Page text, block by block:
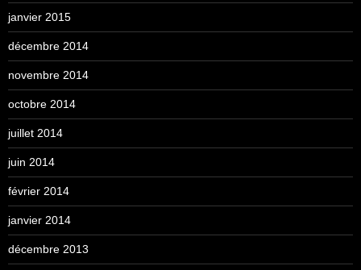
janvier 2015
décembre 2014
novembre 2014
octobre 2014
juillet 2014
juin 2014
février 2014
janvier 2014
décembre 2013